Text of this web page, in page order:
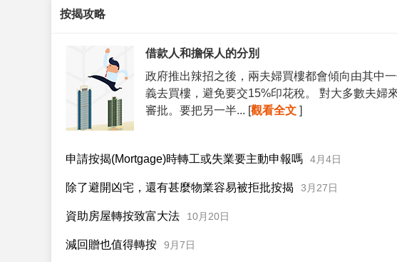
按揭攻略
借款人和擔保人的分別
政府推出辣招之後，兩夫婦買樓都會傾向由其中
義去買樓，避免要交15%印花稅。 對大多數夫婦
審批。要把另一半... [觀看全文 ]
申請按揭(Mortgage)時轉工或失業要主動申報嗎 4月4日
除了避開凶宅，還有甚麼物業容易被拒批按揭 3月27日
資助房屋轉按致富大法 10月20日
減回贈也值得轉按 9月7日